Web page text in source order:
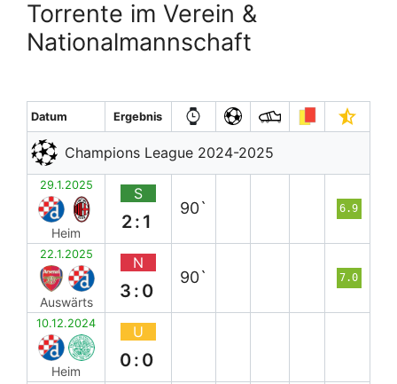
Torrente im Verein &
Nationalmannschaft
Datum Ergebnis
Champions League 2024-2025
29.1.2025
Heim
S
2:1
90` 6.9
22.1.2025
Auswärts
N
3:0
90` 7.0
10.12.2024
Heim
U
0:0